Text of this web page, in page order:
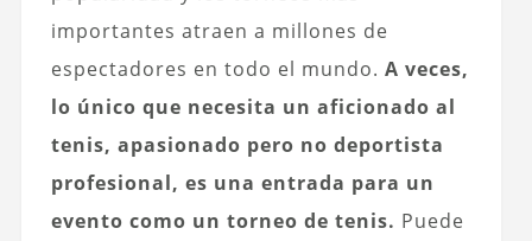
importantes atraen a millones de
espectadores en todo el mundo. A veces,
lo único que necesita un aficionado al
tenis, apasionado pero no deportista
profesional, es una entrada para un
evento como un torneo de tenis. Puede